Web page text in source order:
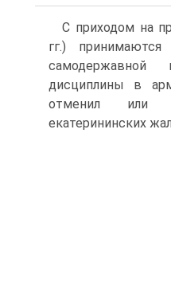
С приходом на
гг.)
дисциплины в
отменил или
екатерининских